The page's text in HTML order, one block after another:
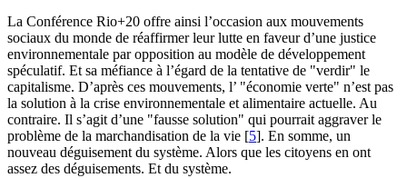
La Conférence Rio+20 offre ainsi l’occasion aux mouvements
sociaux du monde de réaffirmer leur lutte en faveur d’une justice
environnementale par opposition au modèle de développement
spéculatif. Et sa méfiance à l’égard de la tentative de "verdir" le
capitalisme. D’après ces mouvements, l’ "économie verte" n’est pas
la solution à la crise environnementale et alimentaire actuelle. Au
contraire. Il s’agit d’une "fausse solution" qui pourrait aggraver le
problème de la marchandisation de la vie [5]. En somme, un
nouveau déguisement du système. Alors que les citoyens en ont
assez des déguisements. Et du système.